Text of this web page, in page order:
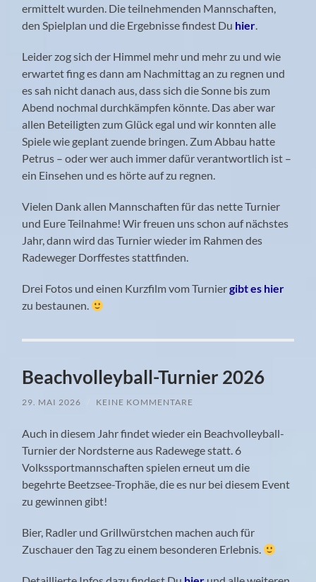
ermittelt wurden. Die teilnehmenden Mannschaften,
den Spielplan und die Ergebnisse findest Du hier.
Leider zog sich der Himmel mehr und mehr zu und wie
erwartet fing es dann am Nachmittag an zu regnen und
es sah nicht danach aus, dass sich die Sonne bis zum
Abend nochmal durchkämpfen könnte. Das aber war
allen Beteiligten zum Glück egal und wir konnten alle
Spiele wie geplant zuende bringen. Zum Abbau hatte
Petrus – oder wer auch immer dafür verantwortlich ist –
ein Einsehen und es hörte auf zu regnen.
Vielen Dank allen Mannschaften für das nette Turnier
und Eure Teilnahme! Wir freuen uns schon auf nächstes
Jahr, dann wird das Turnier wieder im Rahmen des
Radeweger Dorffestes stattfinden.
Drei Fotos und einen Kurzfilm vom Turniergibt es hier
zu bestaunen.
Beachvolleyball-Turnier 2026
29. MAI 2026 KEINE KOMMENTARE
Auch in diesem Jahr findet wieder ein Beachvolleyball-
Turnier der Nordsterne aus Radewege statt. 6
Volkssportmannschaften spielen erneut um die
begehrte Beetzsee-Trophäe, die es nur bei diesem Event
zu gewinnen gibt!
Bier, Radler und Grillwürstchen machen auch für
Zuschauer den Tag zu einem besonderen Erlebnis.